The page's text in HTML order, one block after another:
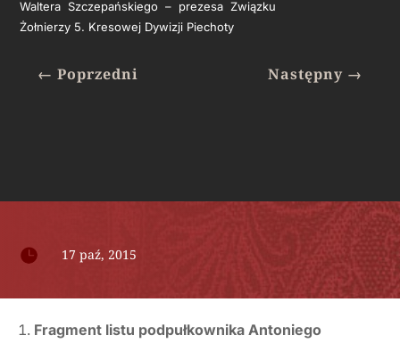
Waltera Szczepańskiego – prezesa Związku
Żołnierzy 5. Kresowej Dywizji Piechoty
←Poprzedni Następny→
 17 paź, 2015
Fragment listu podpułkownika Antoniego